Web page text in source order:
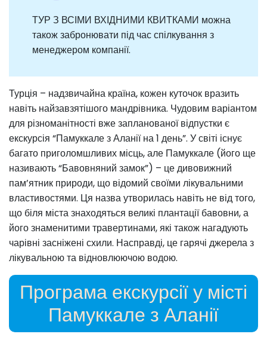
ТУР З ВСІМИ ВХІДНИМИ КВИТКАМИ можна
також забронювати під час спілкування з
менеджером компанії.
Турція – надзвичайна країна, кожен куточок вразить
навіть найзавзятішого мандрівника. Чудовим варіантом
для різноманітності вже запланованої відпустки є
екскурсія “Памуккале з Аланії на 1 день”. У світі існує
багато приголомшливих місць, але Памуккале (його ще
називають “Бавовняний замок”) – це дивовижний
пам’ятник природи, що відомий своїми лікувальними
властивостями. Ця назва утворилась навіть не від того,
що біля міста знаходяться великі плантації бавовни, а
його знаменитими травертинами, які також нагадують
чарівні засніжені схили. Насправді, це гарячі джерела з
лікувальною та відновлюючою водою.
Програма екскурсії у місті
Памуккале з Аланії